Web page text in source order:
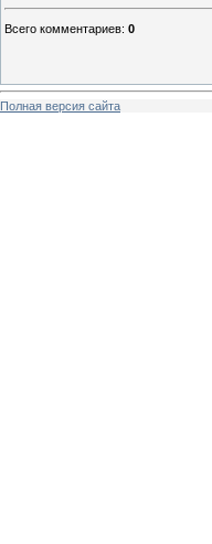
Всего комментариев: 0
Полная версия сайта